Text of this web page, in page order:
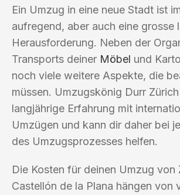
Ein Umzug in eine neue Stadt ist
aufregend, aber auch eine grosse
Herausforderung. Neben der
Transports deiner Möbel und
noch viele weitere Aspekte, die
müssen. Umzugskönig Durr
langjährige Erfahrung mit
Umzügen und kann dir daher bei
des Umzugsprozesses helfen.
Die Kosten für deinen Umzug von
Castellón de la Plana hängen von